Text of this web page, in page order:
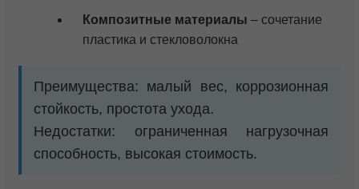
Композитные материалы – сочетание
пластика и стекловолокна
Преимущества: малый вес, коррозионная
стойкость, простота ухода.
Недостатки: ограниченная нагрузочная
способность, высокая стоимость.